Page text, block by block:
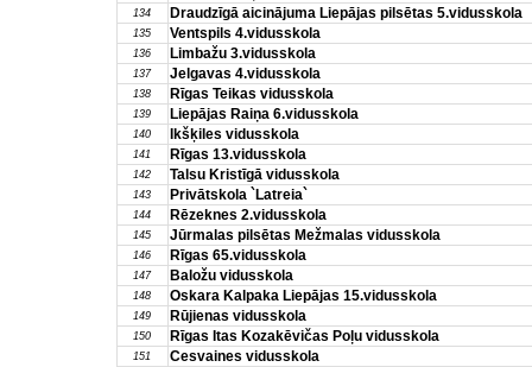
134 Draudzīgā aicinājuma Liepājas pilsētas 5.vidusskola
135 Ventspils 4.vidusskola
136 Limbažu 3.vidusskola
137 Jelgavas 4.vidusskola
138 Rīgas Teikas vidusskola
139 Liepājas Raiņa 6.vidusskola
140 Ikšķiles vidusskola
141 Rīgas 13.vidusskola
142 Talsu Kristīgā vidusskola
143 Privātskola `Latreia`
144 Rēzeknes 2.vidusskola
145 Jūrmalas pilsētas Mežmalas vidusskola
146 Rīgas 65.vidusskola
147 Baložu vidusskola
148 Oskara Kalpaka Liepājas 15.vidusskola
149 Rūjienas vidusskola
150 Rīgas Itas Kozakēvičas Poļu vidusskola
151 Cesvaines vidusskola